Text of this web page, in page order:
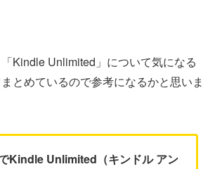
Kindle Unlimited」について気になる
とめているので参考になるかと思いま
Kindle Unlimited（キンドル アン